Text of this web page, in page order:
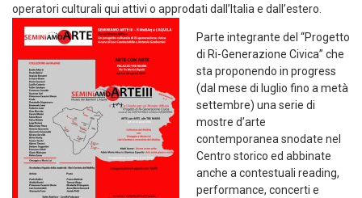
operatori culturali qui attivi o approdati dall’Italia e dall’estero.
Parte integrante del “Progetto
di Ri-Generazione Civica” che
sta proponendo in progress
(dal mese di luglio fino a metà
settembre) una serie di
mostre d’arte
contemporanea snodate nel
Centro storico ed abbinate
anche a contestuali reading,
performance, concerti e